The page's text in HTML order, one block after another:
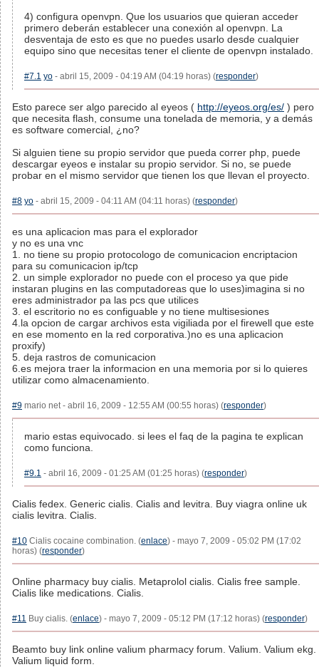
4) configura openvpn. Que los usuarios que quieran acceder
primero deberán establecer una conexión al openvpn. La
desventaja de esto es que no puedes usarlo desde cualquier
equipo sino que necesitas tener el cliente de openvpn instalado.
#7.1 yo - abril 15, 2009 - 04:19 AM (04:19 horas) (responder)
Esto parece ser algo parecido al eyeos ( http://eyeos.org/es/ ) pero
que necesita flash, consume una tonelada de memoria, y a demás
es software comercial, ¿no?
Si alguien tiene su propio servidor que pueda correr php, puede
descargar eyeos e instalar su propio servidor. Si no, se puede
probar en el mismo servidor que tienen los que llevan el proyecto.
#8 yo - abril 15, 2009 - 04:11 AM (04:11 horas) (responder)
es una aplicacion mas para el explorador
y no es una vnc
1. no tiene su propio protocologo de comunicacion encriptacion
para su comunicacion ip/tcp
2. un simple explorador no puede con el proceso ya que pide
instaran plugins en las computadoreas que lo uses)imagina si no
eres administrador pa las pcs que utilices
3. el escritorio no es configuable y no tiene multisesiones
4.la opcion de cargar archivos esta vigiliada por el firewell que este
en ese momento en la red corporativa.)no es una aplicacion
proxify)
5. deja rastros de comunicacion
6.es mejora traer la informacion en una memoria por si lo quieres
utilizar como almacenamiento.
#9 mario net - abril 16, 2009 - 12:55 AM (00:55 horas) (responder)
mario estas equivocado. si lees el faq de la pagina te explican
como funciona.
#9.1 - abril 16, 2009 - 01:25 AM (01:25 horas) (responder)
Cialis fedex. Generic cialis. Cialis and levitra. Buy viagra online uk
cialis levitra. Cialis.
#10 Cialis cocaine combination. (enlace) - mayo 7, 2009 - 05:02 PM (17:02
horas) (responder)
Online pharmacy buy cialis. Metaprolol cialis. Cialis free sample.
Cialis like medications. Cialis.
#11 Buy cialis. (enlace) - mayo 7, 2009 - 05:12 PM (17:12 horas) (responder)
Beamto buy link online valium pharmacy forum. Valium. Valium ekg.
Valium liquid form.